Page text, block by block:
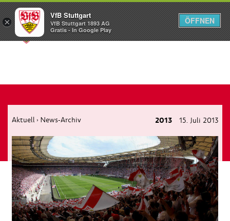
Menü
Aktuell › News-Archiv 2013 15. Juli 2013
×
VfB Stuttgart
VfB Stuttgart 1893 AG
Gratis - In Google Play
ÖFFNEN